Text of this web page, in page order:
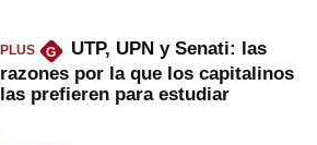
PLUS G
UTP, UPN y Senati: las
razones por la que los capitalinos
las prefieren para estudiar